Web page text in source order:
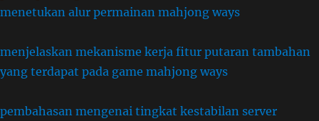
menetukan alur permainan mahjong ways
menjelaskan mekanisme kerja fitur putaran tambahan
yang terdapat pada game mahjong ways
pembahasan mengenai tingkat kestabilan server